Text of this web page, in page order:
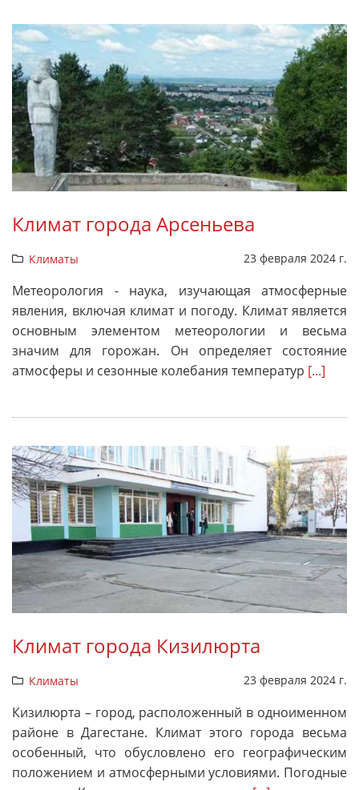
Климат города Арсеньева
Климаты 23 февраля 2024 г.
Метеорология - наука, изучающая атмосферные
явления, включая климат и погоду. Климат является
основным элементом метеорологии и весьма
значим для горожан. Он определяет состояние
атмосферы и сезонные колебания температур [...]
Климат города Кизилюрта
Климаты 23 февраля 2024 г.
Кизилюрта – город, расположенный в одноименном
районе в Дагестане. Климат этого города весьма
особенный, что обусловлено его географическим
положением и атмосферными условиями. Погодные